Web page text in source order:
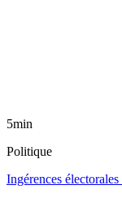
5min
Politique
Ingérences